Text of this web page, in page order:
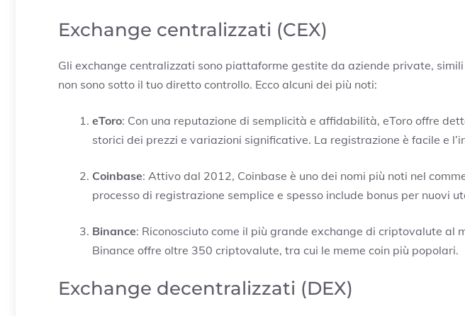
Exchange centralizzati (CEX)
Gli exchange centralizzati sono piattaforme gestite da aziende private,
non sono sotto il tuo diretto controllo. Ecco alcuni dei più noti:
eToro: Con una reputazione di semplicità e affidabilità, eToro offre
storici dei prezzi e variazioni significative. La registrazione è facile e
Coinbase: Attivo dal 2012, Coinbase è uno dei nomi più noti nel
processo di registrazione semplice e spesso include bonus per nuovi
Binance: Riconosciuto come il più grande exchange di criptovalute al
Binance offre oltre 350 criptovalute, tra cui le meme coin più popolari.
Exchange decentralizzati (DEX)